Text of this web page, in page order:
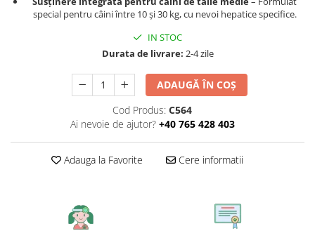
Șampoane și balsamuri
Șampoane și balsamuri
special pentru câini între 10 și 30 kg, cu nevoi hepatice specifice.
IN STOC
Durata de livrare: 2-4 zile
ADAUGĂ ÎN COȘ
Cod Produs: C564
Ai nevoie de ajutor? +40 765 428 403
Adauga la Favorite Cere informatii